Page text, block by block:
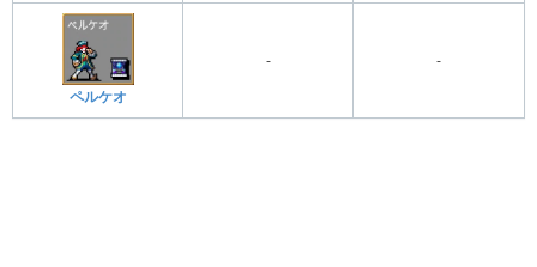
ペルケオ
- -